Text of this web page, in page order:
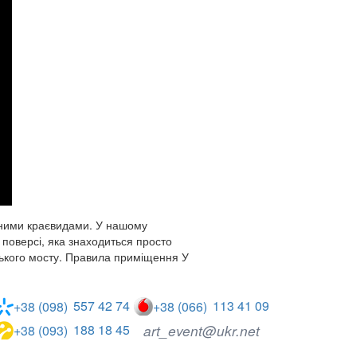
краєвидами. У нашому
яка знаходиться просто
мосту. Правила приміщення У
+38 (098) 557 42 74 +38 (066) 113 41 09
+38 (093) 188 18 45 art_event@ukr.net